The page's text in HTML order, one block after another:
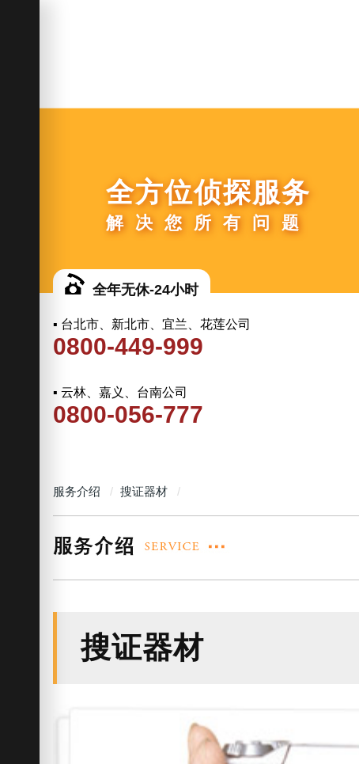
全方位侦探服务
解决您所有问题
全年无休-24小时
▪ 台北市、新北市、宜兰、花莲公司
0800-449-999
▪ 云林、嘉义、台南公司
0800-056-777
服务介绍 搜证器材
搜证器材